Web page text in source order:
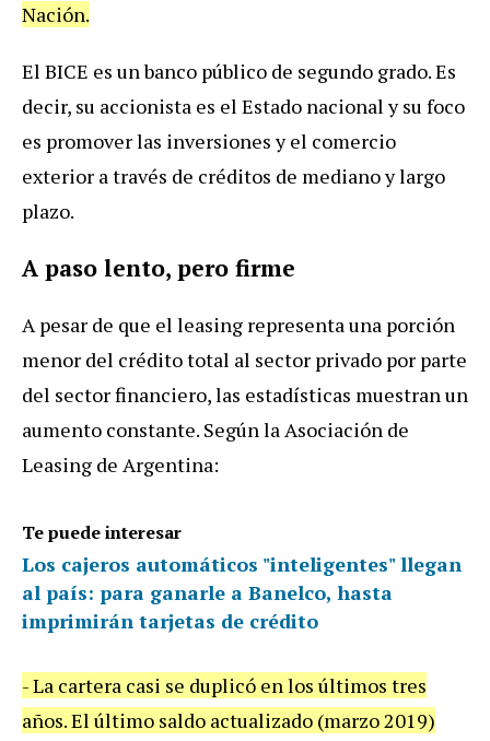
Nación.
El BICE es unbanco público de segundo grado.Es
decir, su accionista es el Estado nacional y su foco
es promoverlas inversiones y el comercio
exterior através de créditos de medianoylargo
plazo.
A paso lento, pero firme
A pesar de que el leasing representauna porción
menor del créditototal al sector privado por parte
del sectorfinanciero,las estadísticas muestranun
aumento constante. SegúnlaAsociación de
Leasing de Argentina:
Te puede interesar
Los cajeros automáticos "inteligentes" llegan
al país: para ganarle a Banelco, hasta
imprimirán tarjetas de crédito
-La cartera casi se duplicó enlos últimos tres
años.El último saldo actualizado (marzo2019)